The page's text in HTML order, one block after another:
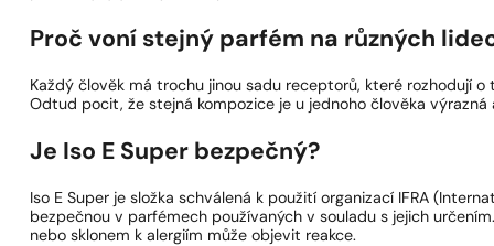
Proč voní stejný parfém na různých
Každý člověk má trochu jinou sadu receptorů, které rozhodují
Odtud pocit, že stejná kompozice je u jednoho člověka
Je Iso E Super bezpečný?
Iso E Super je složka schválená k použití organizací IFRA
bezpečnou v parfémech používaných v souladu s jejich
nebo sklonem k alergiím může objevit reakce.